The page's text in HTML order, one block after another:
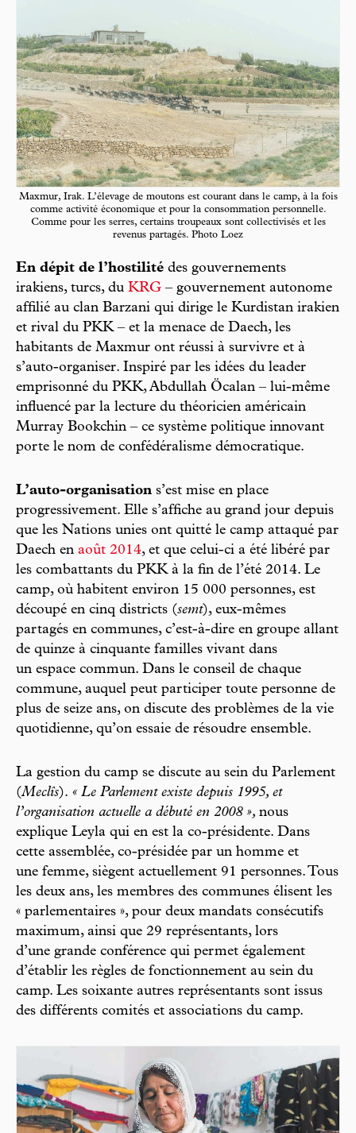
Maxmur, Irak. L’élevage de moutons est courant dans le camp, à la fois
comme activité économique et pour la consommation personnelle.
Comme pour les serres, certains troupeaux sont collectivisés et les
revenus partagés. Photo Loez
En dépit de l’hostilité des gouvernements
irakiens, turcs, du KRG – gouvernement autonome
affilié au clan Barzani qui dirige le Kurdistan irakien
et rival du PKK – et la menace de Daech, les
habitants de Maxmur ont réussi à survivre et à
s’auto-organiser. Inspiré par les idées du leader
emprisonné du PKK, Abdullah Öcalan – lui-même
influencé par la lecture du théoricien américain
Murray Bookchin – ce système politique innovant
porte le nom de confédéralisme démocratique.
L’auto-organisation s’est mise en place
progressivement. Elle s’affiche au grand jour depuis
que les Nations unies ont quitté le camp attaqué par
Daech en août 2014, et que celui-ci a été libéré par
les combattants du PKK à la fin de l’été 2014. Le
camp, où habitent environ 15 000 personnes, est
découpé en cinq districts (semt), eux-mêmes
partagés en communes, c’est-à-dire en groupe allant
de quinze à cinquante familles vivant dans
un espace commun. Dans le conseil de chaque
commune, auquel peut participer toute personne de
plus de seize ans, on discute des problèmes de la vie
quotidienne, qu’on essaie de résoudre ensemble.
La gestion du camp se discute au sein du Parlement
(Meclîs). « Le Parlement existe depuis 1995, et
l’organisation actuelle a débuté en 2008 », nous
explique Leyla qui en est la co-présidente. Dans
cette assemblée, co-présidée par un homme et
une femme, siègent actuellement 91 personnes. Tous
les deux ans, les membres des communes élisent les
« parlementaires », pour deux mandats consécutifs
maximum, ainsi que 29 représentants, lors
d’une grande conférence qui permet également
d’établir les règles de fonctionnement au sein du
camp. Les soixante autres représentants sont issus
des différents comités et associations du camp.